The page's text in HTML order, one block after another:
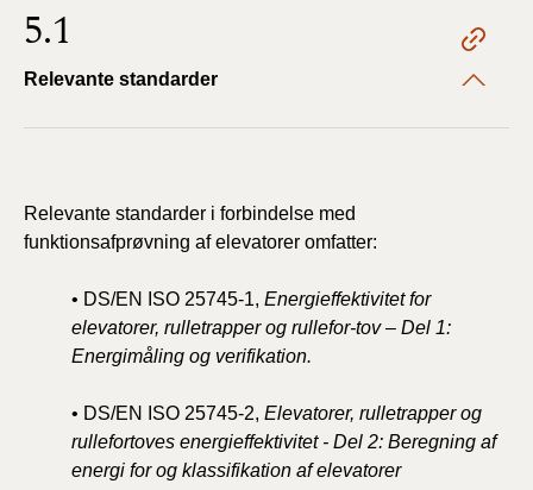
5.1
Relevante standarder
Relevante standarder i forbindelse med
funktionsafprøvning af elevatorer omfatter:
• DS/EN ISO 25745-1, Energieffektivitet for
elevatorer, rulletrapper og rullefor-tov – Del 1:
Energimåling og verifikation.
• DS/EN ISO 25745-2, Elevatorer, rulletrapper og
rullefortoves energieffektivitet - Del 2: Beregning af
energi for og klassifikation af elevatorer